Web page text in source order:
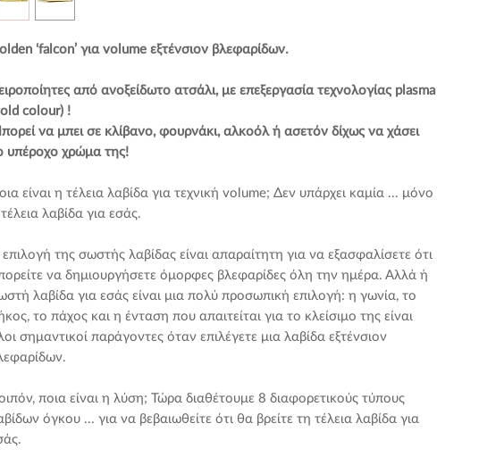
‘falcon’ για volume εξτένσιον βλεφαρίδων.
από ανοξείδωτο ατσάλι, με επεξεργασία τεχνολογίας plasma
colour) !
να μπει σε κλίβανο, φουρνάκι, αλκοόλ ή ασετόν δίχως να χάσει
υπέροχο χρώμα της!
είναι η τέλεια λαβίδα για τεχνική volume; Δεν υπάρχει καμία ... μόνο
λαβίδα για εσάς.
της σωστής λαβίδας είναι απαραίτητη για να εξασφαλίσετε ότι
να δημιουργήσετε όμορφες βλεφαρίδες όλη την ημέρα. Αλλά ή
λαβίδα για εσάς είναι μια πολύ προσωπική επιλογή: η γωνία, το
το πάχος και η ένταση που απαιτείται για το κλείσιμο της είναι
σημαντικοί παράγοντες όταν επιλέγετε μια λαβίδα εξτένσιον
ποια είναι η λύση; Τώρα διαθέτουμε 8 διαφορετικούς τύπους
όγκου ... για να βεβαιωθείτε ότι θα βρείτε τη τέλεια λαβίδα για